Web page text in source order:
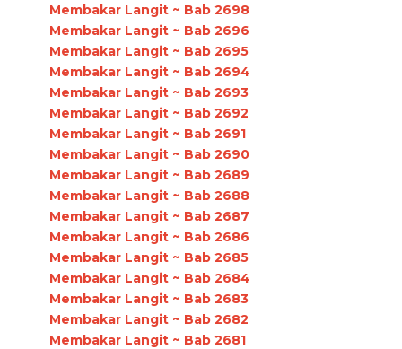
Membakar Langit ~ Bab 2698
Membakar Langit ~ Bab 2696
Membakar Langit ~ Bab 2695
Membakar Langit ~ Bab 2694
Membakar Langit ~ Bab 2693
Membakar Langit ~ Bab 2692
Membakar Langit ~ Bab 2691
Membakar Langit ~ Bab 2690
Membakar Langit ~ Bab 2689
Membakar Langit ~ Bab 2688
Membakar Langit ~ Bab 2687
Membakar Langit ~ Bab 2686
Membakar Langit ~ Bab 2685
Membakar Langit ~ Bab 2684
Membakar Langit ~ Bab 2683
Membakar Langit ~ Bab 2682
Membakar Langit ~ Bab 2681